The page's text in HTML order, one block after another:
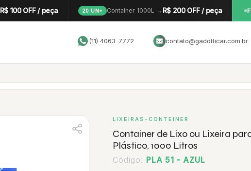
R$ 100 OFF / peça 20 UN+ Container 1000L → R$ 200 OFF / peça
(11) 4063-7772 contato@gadotticar.com.br
LIXEIRAS-CONTEINER
Container de Lixo ou Lixeira
Plástico, 1000 Litros
Código: PLA 51 - AZUL